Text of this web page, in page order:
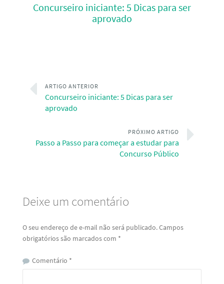
Concurseiro iniciante: 5 Dicas para ser
aprovado
ARTIGO ANTERIOR
Concurseiro iniciante: 5 Dicas para ser
aprovado
PRÓXIMO ARTIGO
Passo a Passo para começar a estudar para
Concurso Público
Deixe um comentário
O seu endereço de e-mail não será publicado.Campos
obrigatórios são marcados com *
Comentário *